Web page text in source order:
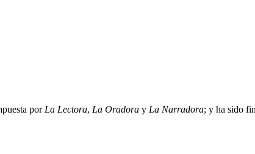
por La Lectora, La Oradora y La Narradora; y ha sido